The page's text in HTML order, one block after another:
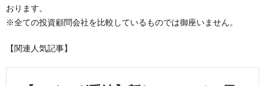
おります。
※全ての投資顧問会社を比較しているものでは御座いません。
【関連人気記事】